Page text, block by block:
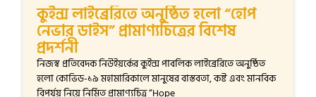
কুইন্স লাইব্রেরিতে অনুষ্ঠিত হলো “হোপ
নেভার ডাইস” প্রামাণ্যচিত্রের বিশেষ
প্রদর্শনী
নিজস্ব প্রতিবেদক নিউইয়র্কের কুইন্স পাবলিক লাইব্রেরিতে অনুষ্ঠিত
হলো কোভিড-১৯ মহামারিকালে মানুষের বাস্তবতা, কষ্ট এবং মানবিক
বিপর্যয় নিয়ে নির্মিত প্রামাণ্যচিত্র “Hope